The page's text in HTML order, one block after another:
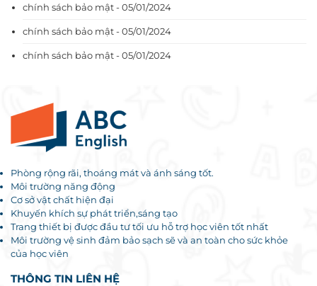
chính sách bảo mật - 05/01/2024
chính sách bảo mật - 05/01/2024
chính sách bảo mật - 05/01/2024
Phòng rộng rãi, thoáng mát và ánh sáng tốt.
Môi trường năng động
Cơ sở vật chất hiện đại
Khuyến khích sự phát triển,sáng tạo
Trang thiết bị được đầu tư tối ưu hỗ trợ học viên tốt nhất
Môi trường vệ sinh đảm bảo sạch sẽ và an toàn cho sức khỏe
của học viên
THÔNG TIN LIÊN HỆ